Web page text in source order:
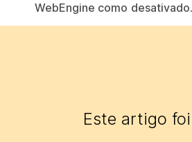
WebEngine como desativado.
Este artigo